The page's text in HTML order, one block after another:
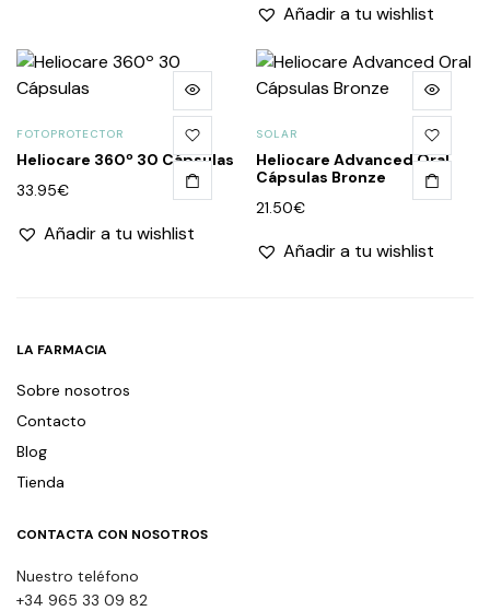
Añadir a tu wishlist
FOTOPROTECTOR
Heliocare 360º 30 Cápsulas
33.95€
Añadir a tu wishlist
SOLAR
Heliocare Advanced Oral
Cápsulas Bronze
21.50€
Añadir a tu wishlist
LA FARMACIA
Sobre nosotros
Contacto
Blog
Tienda
CONTACTA CON NOSOTROS
Nuestro teléfono
+34 965 33 09 82